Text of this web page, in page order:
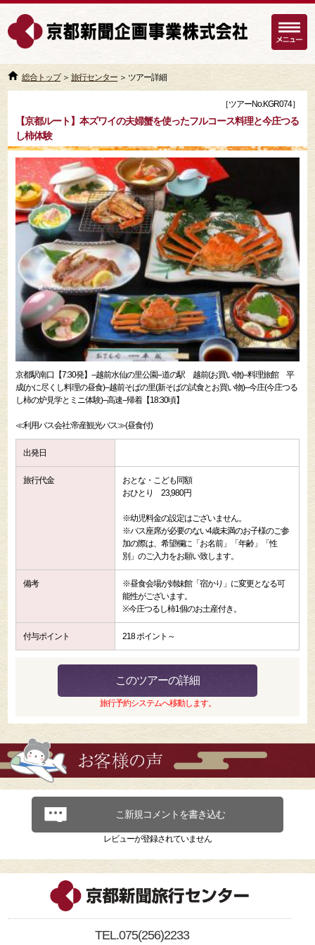
総合トップ＞旅行センター ＞ ツアー詳細
［ツアーNo.KGR074］
【京都ルート】本ズワイの夫婦蟹を使ったフルコース料理と今庄つる
し柿体験
京都駅南口【7:30発】--越前水仙の里公園--道の駅 越前(お買い物)--料理旅館 平
成(かに尽くし料理の昼食)--越前そばの里(新そばの試食とお買い物)--今庄(今庄つる
し柿の炉見学とミニ体験)--高速--帰着【18:30頃】
≪利用バス会社:帝産観光バス≫(昼食付)
出発日
旅行代金
おとな・こども同額
おひとり 23,980円
※幼児料金の設定はございません。
※バス座席が必要のない4歳未満のお子様のご参
加の際は、希望欄に「お名前」「年齢」「性
別」のご入力をお願い致します。
備考
※昼食会場が姉妹館「宿かり」に変更となる可
能性がございます。
※今庄つるし柿1個のお土産付き。
付与ポイント 218 ポイント～
このツアーの詳細
旅行予約システムへ移動します。
こ新規コメントを書き込む
レビューが登録されていません
TEL.075(256)2233